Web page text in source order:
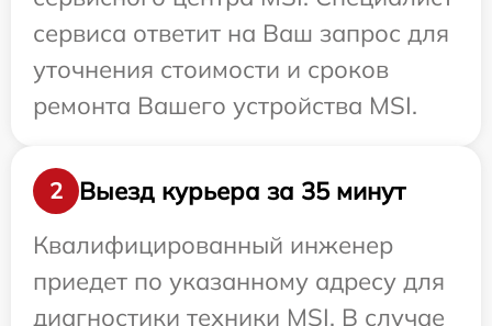
сервиса ответит на Ваш запрос для
уточнения стоимости и сроков
ремонта Вашего устройства MSI.
2
Выезд курьера за 35 минут
Квалифицированный инженер
приедет по указанному адресу для
диагностики техники MSI. В случае